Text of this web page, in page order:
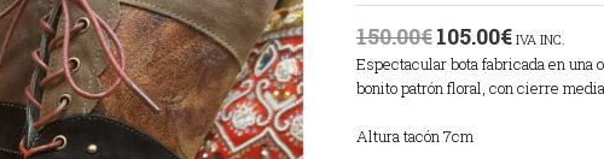
150.00€105.00€ IVA INC.
Espectacular bota fabricada en
bonito patrón floral, con cierre
Altura tacón 7cm